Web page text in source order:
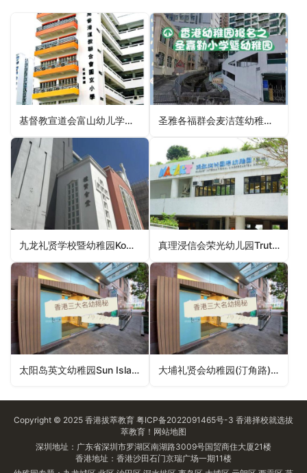
基督教宣道会富山幼儿学校C&MA Fu Shan Nursery School（黄大仙区幼稚园） 圣雅各福群会麦洁莲幼稚园SJS Kathleen Mcdouall Kindergarten（湾仔区幼稚园）
九龙礼贤学校暨幼稚园Kowloon Rhenish School and Kindergarten（深水埗区幼稚园） 真理浸信会荣光幼儿园Truth Baptist Church Glory Nursery（沙田区幼稚园）
太阳岛英文幼稚园Sun Island English Kindergarten（九龙城区幼稚园） 大埔礼贤会幼稚园(汀角路)Tai Po Rhenish Church Kindergarten (Ting Kok Road)（大埔区幼稚园）
Copyright © 2025 香港拔萃教育 粤ICP备2022091465号-3 香港择校就选拔
萃教育！ 网站地图
深圳地址：广东省深圳市罗湖区南湖路3009号国贸商住大厦21楼
香港地址：香港沙田石门京瑞广场一期11楼